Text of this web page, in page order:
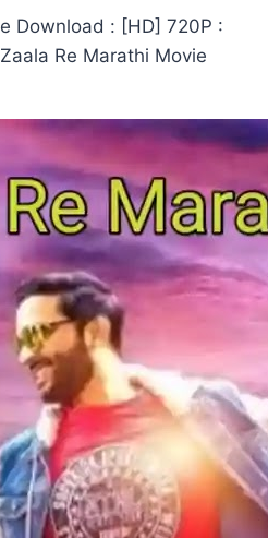
Download : [HD] 720P :
Re Marathi Movie